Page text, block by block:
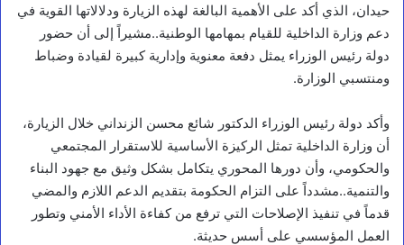
حيدان، الذي أكد على الأهمية البالغة لهذه الزيارة ودلالاتها القوية في
دعم وزارة الداخلية للقيام بمهامها الوطنية..مشيراً إلى أن حضور
دولة رئيس الوزراء يمثل دفعة معنوية وإدارية كبيرة لقيادة وضباط
ومنتسبي الوزارة.
وأكد دولة رئيس الوزراء الدكتور شائع محسن الزنداني خلال الزيارة،
أن وزارة الداخلية تمثل الركيزة الأساسية للاستقرار المجتمعي
والحكومي، وأن دورها المحوري يتكامل بشكل وثيق مع جهود البناء
والتنمية..مشدداً على التزام الحكومة بتقديم الدعم اللازم والمضي
قدماً في تنفيذ الإصلاحات التي ترفع من كفاءة الأداء الأمني وتطور
العمل المؤسسي على أسس حديثة.